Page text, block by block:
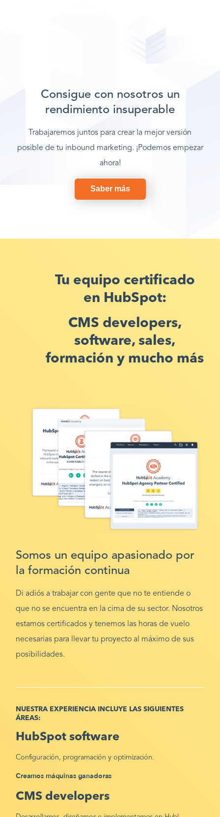
Consigue con nosotros un
rendimiento insuperable
Trabajaremos juntos para crear la mejor versión
posible de tu inbound marketing. ¡Podemos empezar
ahora!
Saber más
Tu equipo certificado
en HubSpot:
CMS developers,
software, sales,
formación y mucho más
Somos un equipo apasionado por
la formación continua
Di adiós a trabajar con gente que no te entiende o
que no se encuentra en la cima de su sector. Nosotros
estamos certificados y tenemos las horas de vuelo
necesarias para llevar tu proyecto al máximo de sus
posibilidades.
NUESTRA EXPERIENCIA INCLUYE LAS SIGUIENTES
ÁREAS:
HubSpot software
Configuración, programación y optimización.
Creamos máquinas ganadoras
CMS developers